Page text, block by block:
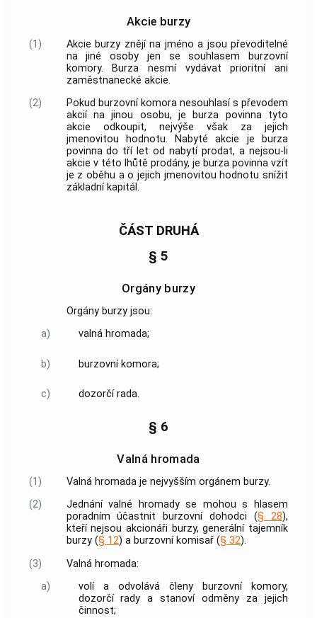
Akcie burzy
(1) Akcie burzy znějí na jméno a jsou převoditelné
na jiné osoby jen se souhlasem
burzovní
komory. Burza nesmí vydávat prioritní ani
zaměstnanecké akcie.
(2)
Pokud burzovní komoranesouhlasí s převodem
akciína jinou osobu, je burza povinna tyto
akcie odkoupit, nejvýše však za jejich
jmenovitou hodnotu. Nabytéakcie je burza
povinna do tří let od nabytí prodat, a nejsou-li
akcie v této lhůtě prodány, je burza povinna vzít
je z oběhu a o jejich jmenovitou hodnotu snížit
základní kapitál.
ČÁST DRUHÁ
§ 5
Orgány burzy
Orgány burzy jsou:
a)
valná hromada;
b) burzovní komora;
c) dozorčí rada.
§ 6
Valná hromada
(1)
Valná hromada je nejvyšším orgánem burzy.
(2)
Jednání valné hromady se mohou s hlasem
poradním účastnit burzovní dohodci (§ 28),
kteří nejsou akcionáři burzy, generální tajemník
burzy (§ 12) a burzovní komisař (§ 32).
(3)
Valná hromada:
a)
volí a odvolává členy burzovní komory,
dozorčí rady a stanoví odměny za jejich
činnost;